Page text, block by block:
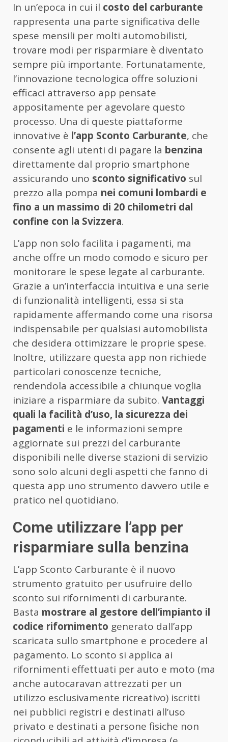
In un’epoca in cui il costo del carburante
rappresenta una parte significativa delle
spese mensili per molti automobilisti,
trovare modi per risparmiare è diventato
sempre più importante. Fortunatamente,
l’innovazione tecnologica offre soluzioni
efficaci attraverso app pensate
appositamente per agevolare questo
processo. Una di queste piattaforme
innovative è l’app Sconto Carburante, che
consente agli utenti di pagare la benzina
direttamente dal proprio smartphone
assicurando uno sconto significativo sul
prezzo alla pompa nei comuni lombardi e
fino a un massimo di 20 chilometri dal
confine con la Svizzera.
L’app non solo facilita i pagamenti, ma
anche offre un modo comodo e sicuro per
monitorare le spese legate al carburante.
Grazie a un’interfaccia intuitiva e una serie
di funzionalità intelligenti, essa si sta
rapidamente affermando come una risorsa
indispensabile per qualsiasi automobilista
che desidera ottimizzare le proprie spese.
Inoltre, utilizzare questa app non richiede
particolari conoscenze tecniche,
rendendola accessibile a chiunque voglia
iniziare a risparmiare da subito. Vantaggi
quali la facilità d’uso, la sicurezza dei
pagamenti e le informazioni sempre
aggiornate sui prezzi del carburante
disponibili nelle diverse stazioni di servizio
sono solo alcuni degli aspetti che fanno di
questa app uno strumento davvero utile e
pratico nel quotidiano.
Come utilizzare l’app per
risparmiare sulla benzina
L’app Sconto Carburante è il nuovo
strumento gratuito per usufruire dello
sconto sui rifornimenti di carburante.
Basta mostrare al gestore dell’impianto il
codice rifornimento generato dall’app
scaricata sullo smartphone e procedere al
pagamento. Lo sconto si applica ai
rifornimenti effettuati per auto e moto (ma
anche autocaravan attrezzati per un
utilizzo esclusivamente ricreativo) iscritti
nei pubblici registri e destinati all’uso
privato e destinati a persone fisiche non